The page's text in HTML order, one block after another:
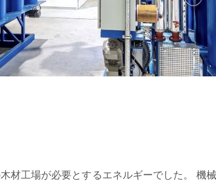
材工場が必要とするエネルギーでした。 機